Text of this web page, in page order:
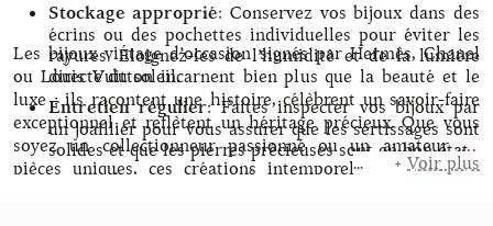
... + Voir plus
Stockage approprié: Conservez vos bijoux dans des
écrins ou des pochettes individuelles pour éviter les
rayures. Éloignez-les de l’humidité et de la lumière
directe du soleil.
Entretien régulier: Faites inspecter vos bijoux par
un joaillier pour vous assurer que les sertissages sont
solides et que les pierres précieuses sont en bon état.
Manipulez avec soin: Évitez de porter vos bijoux
Les bijoux vintage d’occasion signés par Hermès, Chanel
ou Louis Vuitton incarnent bien plus que la beauté et le
luxe : ils racontent une histoire, célèbrent un savoir-faire
exceptionnel et reflètent un héritage précieux. Que vous
soyez un collectionneur passionné ou un amateur de
pièces uniques, ces créations intemporelles offrent une